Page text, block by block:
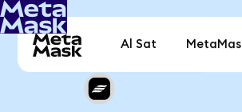
Al Sat